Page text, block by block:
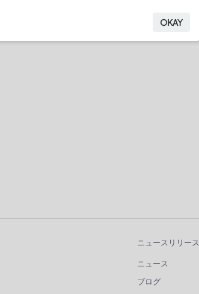
ニュースリリース
ニュース
ブログ
OKAY